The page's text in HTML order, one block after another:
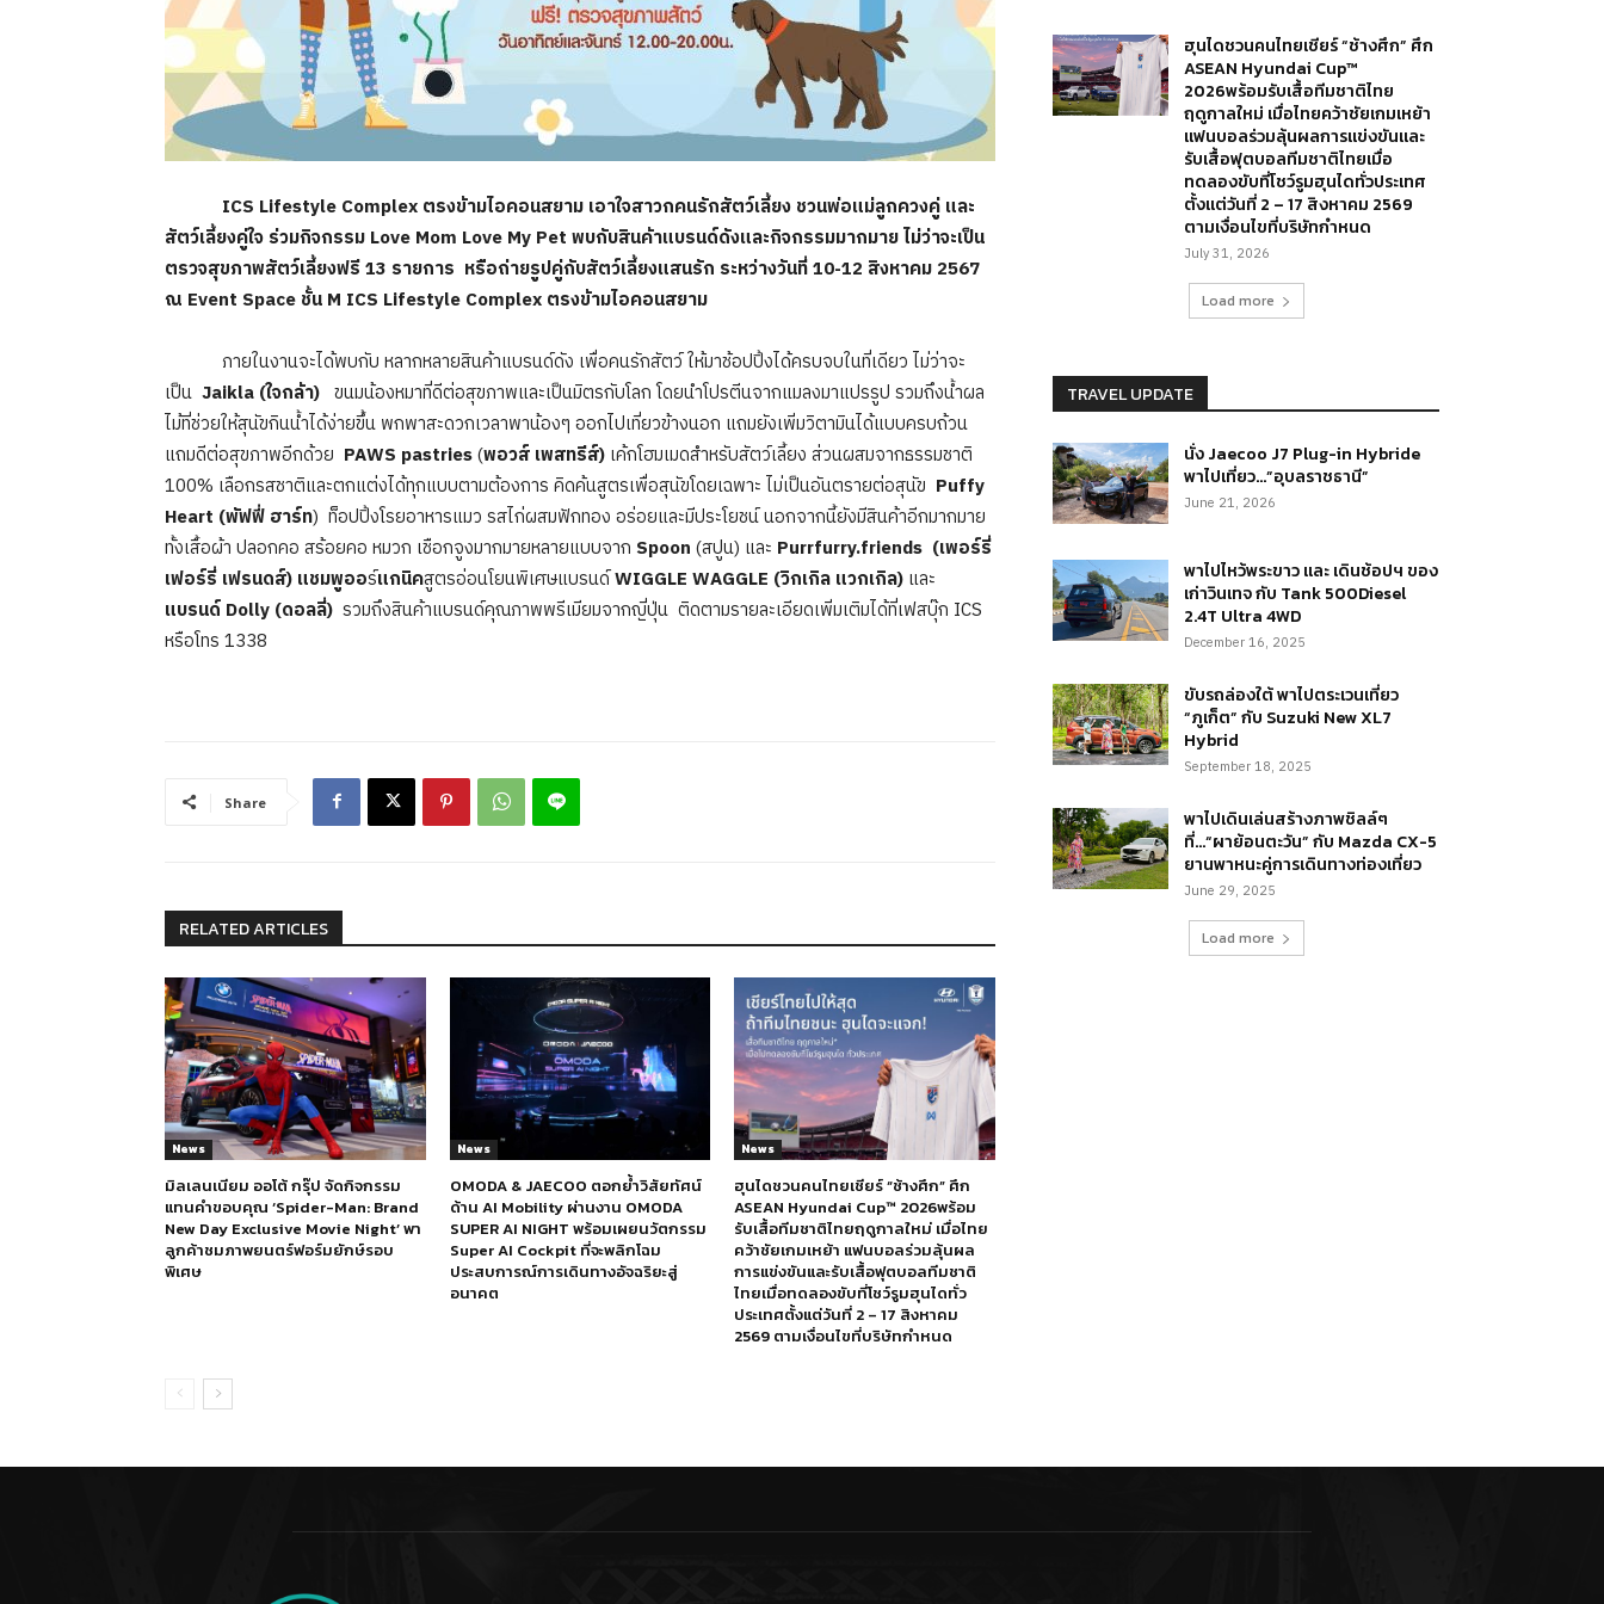
ICS Lifestyle Complex ตรงข้ามไอคอนสยาม เอาใจสาวกคนรักสัตว์เลี้ยง ชวนพ่อแม่ลูกควงคู่ และ
สัตว์เลี้ยงคู่ใจ ร่วมกิจกรรม Love Mom Love My Pet พบกับสินค้าแบรนด์ดังและกิจกรรมมากมาย ไม่ว่าจะเป็น
ตรวจสุขภาพสัตว์เลี้ยงฟรี 13 รายการ หรือถ่ายรูปคู่กับสัตว์เลี้ยงแสนรัก ระหว่างวันที่ 10-12 สิงหาคม 2567
ณ Event Space ชั้น M ICS Lifestyle Complex ตรงข้ามไอคอนสยาม
ภายในงานจะได้พบกับ หลากหลายสินค้าแบรนด์ดัง เพื่อคนรักสัตว์ ให้มาช้อปปิ้งได้ครบจบในที่เดียว ไม่ว่าจะ
เป็น Jaikla (ใจกล้า) ขนมน้องหมาที่ดีต่อสุขภาพและเป็นมิตรกับโลก โดยนำโปรตีนจากแมลงมาแปรรูป รวมถึงน้ำผล
ไม้ที่ช่วยให้สุนัขกินน้ำได้ง่ายขึ้น พกพาสะดวกเวลาพาน้องๆ ออกไปเที่ยวข้างนอก แถมยังเพิ่มวิตามินได้แบบครบถ้วน
แถมดีต่อสุขภาพอีกด้วย PAWS pastries(พอวส์ เพสทรีส์) เค้กโฮมเมดสำหรับสัตว์เลี้ยง ส่วนผสมจากธรรมชาติ
100% เลือกรสชาติและตกแต่งได้ทุกแบบตามต้องการ คิดค้นสูตรเพื่อสุนัขโดยเฉพาะ ไม่เป็นอันตรายต่อสุนัข Puffy
Heart (พัฟฟี่ ฮาร์ท) ท็อปปิ้งโรยอาหารแมว รสไก่ผสมฟักทอง อร่อยและมีประโยชน์ นอกจากนี้ยังมีสินค้าอีกมากมาย
ทั้งเสื้อผ้า ปลอกคอ สร้อยคอ หมวก เชือกจูงมากมายหลายแบบจาก Spoon (สปูน) และ Purrfurry.friends (เพอร์รี่
เฟอร์รี่ เฟรนดส์) แชมพูออร์แกนิคสูตรอ่อนโยนพิเศษแบรนด์WIGGLE WAGGLE (วิกเกิล แวกเกิล) และ
แบรนด์ Dolly (ดอลลี่) รวมถึงสินค้าแบรนด์คุณภาพพรีเมียมจากญี่ปุ่น ติดตามรายละเอียดเพิ่มเติมได้ที่เฟสบุ๊ก ICS
หรือโทร 1338
Share
RELATED ARTICLES
News
มิลเลนเนียม ออโต้ กรุ๊ป จัดกิจกรรม
แทนคำขอบคุณ ‘Spider-Man: Brand
New Day Exclusive Movie Night’ พา
ลูกค้าชมภาพยนตร์ฟอร์มยักษ์รอบ
พิเศษ
News
OMODA & JAECOO ตอกย้ำวิสัยทัศน์
ด้าน AI Mobility ผ่านงาน OMODA
SUPER AI NIGHT พร้อมเผยนวัตกรรม
Super AI Cockpit ที่จะพลิกโฉม
ประสบการณ์การเดินทางอัจฉริยะสู่
อนาคต
News
ฮุนไดชวนคนไทยเชียร์ “ช้างศึก” ศึก
ASEAN Hyundai Cup™ 2026พร้อม
รับเสื้อทีมชาติไทยฤดูกาลใหม่ เมื่อไทย
คว้าชัยเกมเหย้า แฟนบอลร่วมลุ้นผล
การแข่งขันและรับเสื้อฟุตบอลทีมชาติ
ไทยเมื่อทดลองขับที่โชว์รูมฮุนไดทั่ว
ประเทศตั้งแต่วันที่ 2 – 17 สิงหาคม
2569 ตามเงื่อนไขที่บริษัทกำหนด
ฮุนไดชวนคนไทยเชียร์ “ช้างศึก” ศึก
ASEAN Hyundai Cup™
2026พร้อมรับเสื้อทีมชาติไทย
ฤดูกาลใหม่ เมื่อไทยคว้าชัยเกมเหย้า
แฟนบอลร่วมลุ้นผลการแข่งขันและ
รับเสื้อฟุตบอลทีมชาติไทยเมื่อ
ทดลองขับที่โชว์รูมฮุนไดทั่วประเทศ
ตั้งแต่วันที่ 2 – 17 สิงหาคม 2569
ตามเงื่อนไขที่บริษัทกำหนด
July 31, 2026
Load more
TRAVEL UPDATE
นั่ง Jaecoo J7 Plug-in Hybride
พาไปเที่ยว…”อุบลราชธานี”
June 21, 2026
พาไปไหว้พระขาว และ เดินช้อปฯ ของ
เก่าวินเทจ กับ Tank 500Diesel
2.4T Ultra 4WD
December 16, 2025
ขับรถล่องใต้ พาไปตระเวนเที่ยว
“ภูเก็ต” กับ Suzuki New XL7
Hybrid
September 18, 2025
พาไปเดินเล่นสร้างภาพชิลล์ๆ
ที่…“ผาย้อนตะวัน” กับ Mazda CX-5
ยานพาหนะคู่การเดินทางท่องเที่ยว
June 29, 2025
Load more